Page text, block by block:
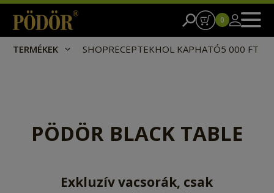
TERMÉKEK SHOPRECEPTEKHOL KAPHATÓ5 000 FT
0
PÖDÖR BLACK TABLE
Exkluzív vacsorák, csak